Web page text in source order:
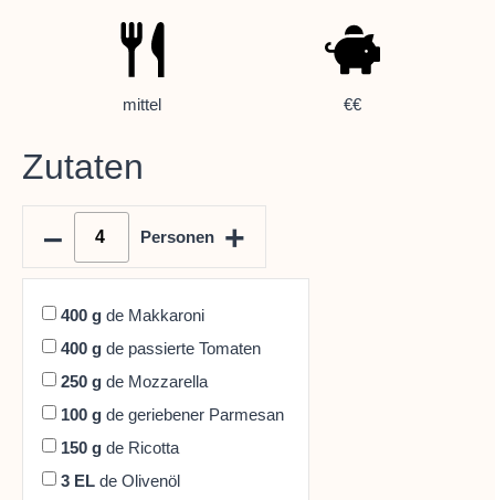
mittel €€
Zutaten
–
Personen +
400 g de Makkaroni
400 g de passierte Tomaten
250 g de Mozzarella
100 g de geriebener Parmesan
150 g de Ricotta
3 EL de Olivenöl